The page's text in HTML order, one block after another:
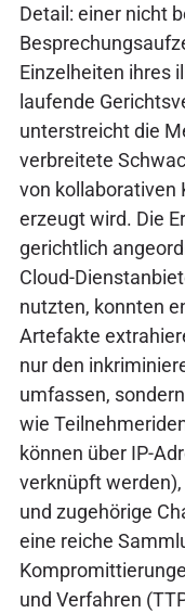
Detail: einer nicht
Einzelheiten ihres
laufende
unterstreicht die
verbreitete
von
erzeugt wird. Die
gerichtlich
Cloud-
nutzten, konnten
Artefakte
nur den
umfassen,
wie
können über IP-
verknüpft
und zugehörige
eine reiche
und Verfahren